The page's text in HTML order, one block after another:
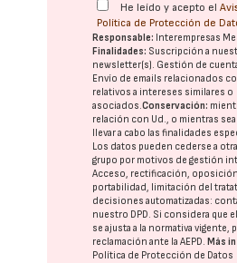
He leído y acepto el
Política de Protección de
Responsable: Interempresas
Finalidades: Suscripción a
newsletter(s). Gestión de
Envío de emails relacionados
relativos a intereses similares o
asociados.Conservación:
relación con Ud., o mientras
llevar a cabo las finalidades
Los datos pueden cederse a
grupo por motivos de gestión
Acceso, rectificación,
portabilidad, limitación del
decisiones automatizadas:
nuestro DPD. Si considera que
se ajusta a la normativa vigente,
reclamación ante laAEPD. Más
Política de Protección de Datos